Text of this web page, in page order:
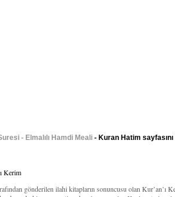
- Elmalılı Hamdi Meali - Kuran Hatim
Kerim
gönderilen ilahi kitapların sonuncusu olan